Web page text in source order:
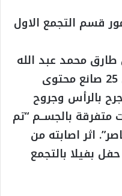
قسم التجمع الاول
حسن طارق محمد عبد الله
وشهرته “hassan piso” سن 25 صانع محتوى
بالرأس وجروح
بالجســم “تم
اثر اصابته من
بفيلا بالتجمع